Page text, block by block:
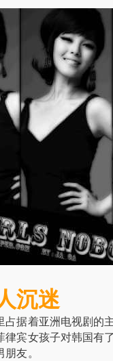
沉迷
据着亚洲电视剧的
律宾女孩子对韩国有
友。